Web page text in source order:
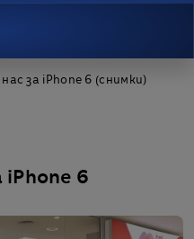
за iPhone 6 (снимки)
iPhone 6